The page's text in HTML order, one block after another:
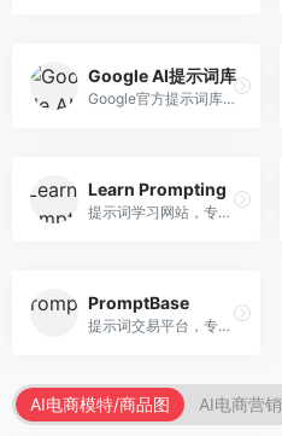
Google AI提示词库
Google官方提示词库，专注于Gemini模型优化。面向开发者，提供官方提示词指南、最佳实践、示例代码等资源，权威性强。
Learn Prompting
提示词学习网站，专注于提示词工程教育。面向AI学习者，提供提示词教程、最佳实践、案例研究等资源，教学内容系统。
PromptBase
提示词交易平台，专注于高质量提示词买卖。面向AI创作者，提供提示词交易、模板购买、创作者收益等服务，提示词质量高。
AI电商模特/商品图 AI电商营销